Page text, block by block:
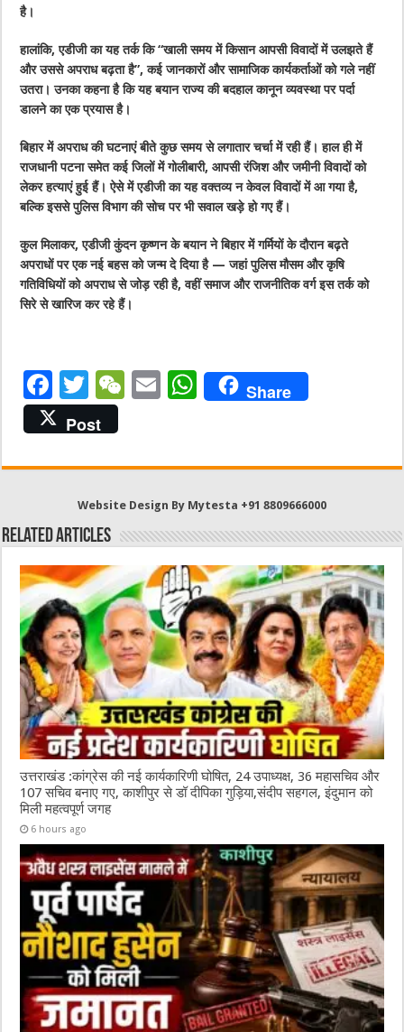
है।
हालांकि, एडीजी का यह तर्क कि “खाली समय में किसान आपसी विवादों में उलझते हैं
और उससे अपराध बढ़ता है”, कई जानकारों और सामाजिक कार्यकर्ताओं को गले नहीं
उतरा। उनका कहना है कि यह बयान राज्य की बदहाल कानून व्यवस्था पर पर्दा
डालने का एक प्रयास है।
बिहार में अपराध की घटनाएं बीते कुछ समय से लगातार चर्चा में रही हैं। हाल ही में
राजधानी पटना समेत कई जिलों में गोलीबारी, आपसी रंजिश और जमीनी विवादों को
लेकर हत्याएं हुई हैं। ऐसे में एडीजी का यह वक्तव्य न केवल विवादों में आ गया है,
बल्कि इससे पुलिस विभाग की सोच पर भी सवाल खड़े हो गए हैं।
कुल मिलाकर, एडीजी कुंदन कृष्णन के बयान ने बिहार में गर्मियों के दौरान बढ़ते
अपराधों पर एक नई बहस को जन्म दे दिया है — जहां पुलिस मौसम और कृषि
गतिविधियों को अपराध से जोड़ रही है, वहीं समाज और राजनीतिक वर्ग इस तर्क को
सिरे से खारिज कर रहे हैं।
F
a
c
e
o
o
k
T
w
it
te
r
W
h
at
E
l
W
s
A
p
p
Share
Post
Website Design By Mytesta +91 8809666000
Related Articles
उत्तराखंड :कांग्रेस की नई कार्यकारिणी घोषित, 24 उपाध्यक्ष, 36 महासचिव और
107 सचिव बनाए गए, काशीपुर से डॉ दीपिका गुड़िया,संदीप सहगल, इंदुमान को
मिली महत्वपूर्ण जगह
6 hours ago